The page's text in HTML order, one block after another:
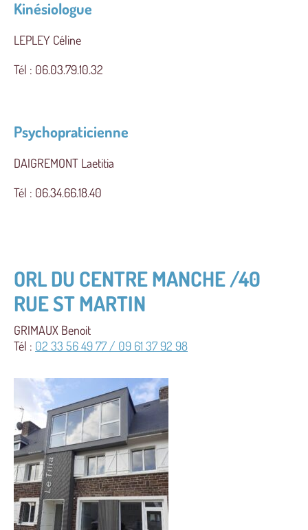
Kinésiologue
LEPLEY Céline
Tél : 06.03.79.10.32
Psychopraticienne
DAIGREMONT Laetitia
Tél : 06.34.66.18.40
ORL DU CENTRE MANCHE /40
RUE ST MARTIN
GRIMAUX Benoit
Tél : 02 33 56 49 77 / 09 61 37 92 98